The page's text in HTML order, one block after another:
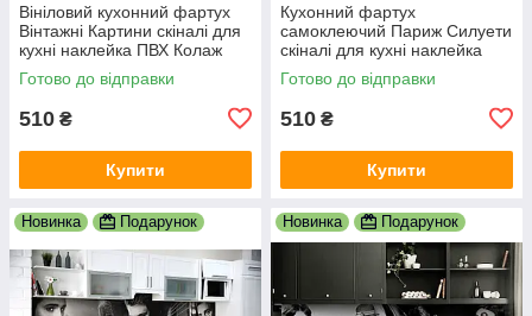
Вініловий кухонний фартух
Вінтажні Картини скіналі для
кухні наклейка ПВХ Колаж
Люди Бежевий 600х2000 мм
Готово до відправки
510 ₴
Купити
Кухонний фартух
самоклеючий Париж Силуети
скіналі для кухні наклейка
ПВХ люди мальований
вулиця 600х2000 мм
Готово до відправки
510 ₴
Купити
Новинка Подарунок Новинка Подарунок